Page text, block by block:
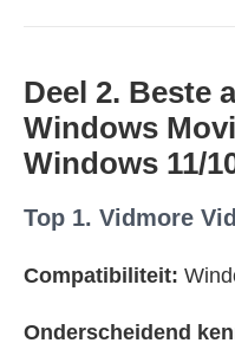
Deel 2. Beste
Windows
Windows 11/
Top 1. Vidmore
Compatibiliteit:
Onderscheidend